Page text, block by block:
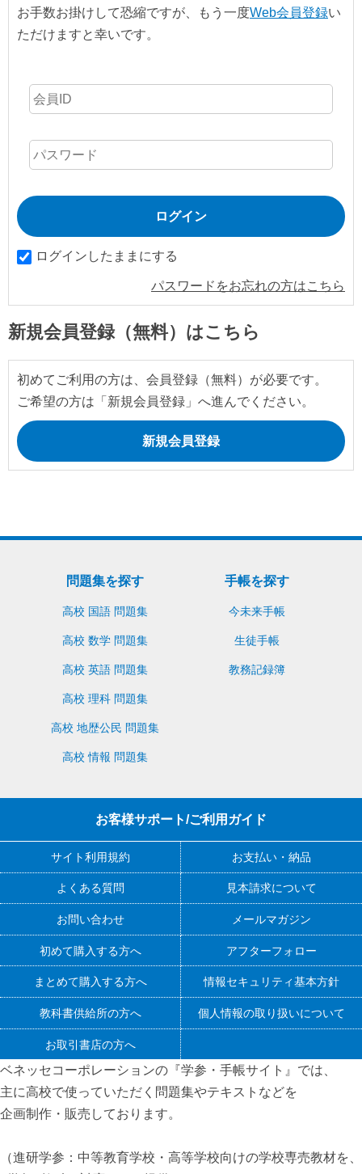
お手数お掛けして恐縮ですが、もう一度Web会員登録い
ただけますと幸いです。
ログインしたままにする
パスワードをお忘れの方はこちら
新規会員登録（無料）はこちら
初めてご利用の方は、会員登録（無料）が必要です。
ご希望の方は「新規会員登録」へ進んでください。
問題集を探す
高校 国語 問題集
高校 数学 問題集
高校 英語 問題集
高校 理科 問題集
高校 地歴公民 問題集
高校 情報 問題集
手帳を探す
今未来手帳
生徒手帳
教務記録簿
お客様サポート/ご利用ガイド
サイト利用規約 お支払い・納品
よくある質問 見本請求について
お問い合わせ メールマガジン
初めて購入する方へ アフターフォロー
まとめて購入する方へ 情報セキュリティ基本方針
教科書供給所の方へ 個人情報の取り扱いについて
お取引書店の方へ
ベネッセコーポレーションの『学参・手帳サイト』 では、
主に高校で使っていただく問題集やテキストなどを
企画制作・販売しております。
（進研学参：中等教育学校・高等学校向けの学校専売教材を、